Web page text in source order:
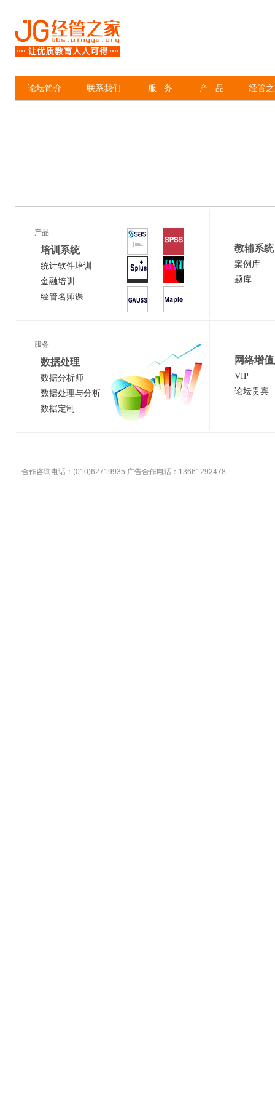
论坛简介 联系我们 服 务 产 品 经管
产品
培训系统
统计软件培训
金融培训
经管名师课
教辅系统
案例库
题库
服务
数据处理
数据分析师
数据处理与分析
数据定制
网络增
VIP
论坛贵宾
合作咨询电话：(010)62719935 广告合作电话：13661292478